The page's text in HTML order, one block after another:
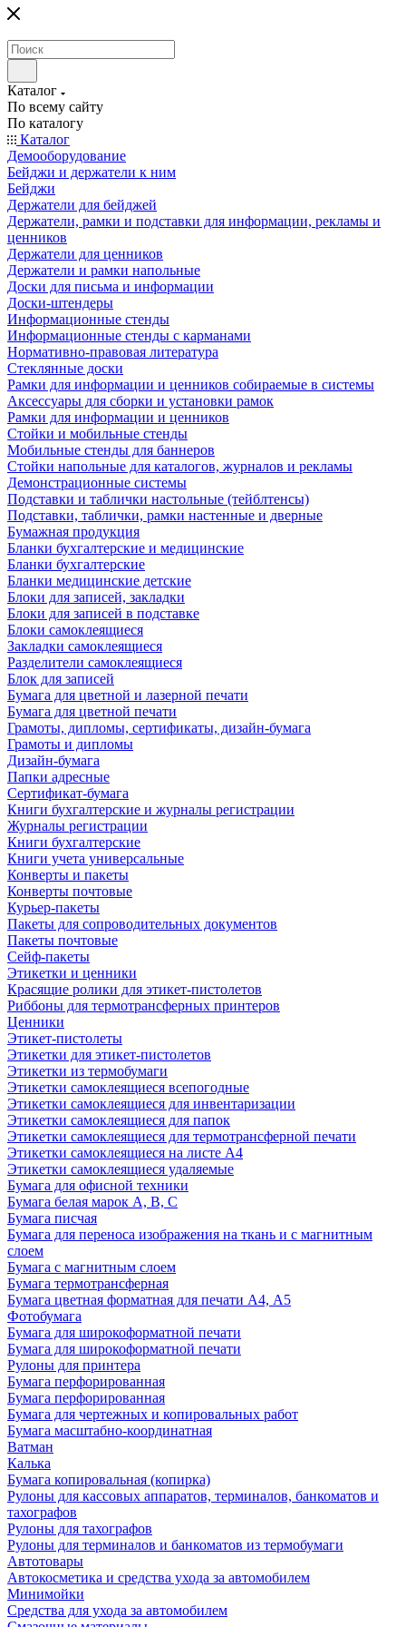
Каталог
По всему сайту
По каталогу
Каталог
Демооборудование
Бейджи и держатели к ним
Бейджи
Держатели для бейджей
Держатели, рамки и подставки для информации, рекламы и
ценников
Держатели для ценников
Держатели и рамки напольные
Доски для письма и информации
Доски-штендеры
Информационные стенды
Информационные стенды с карманами
Нормативно-правовая литература
Стеклянные доски
Рамки для информации и ценников собираемые в системы
Аксессуары для сборки и установки рамок
Рамки для информации и ценников
Стойки и мобильные стенды
Мобильные стенды для баннеров
Стойки напольные для каталогов, журналов и рекламы
Демонстрационные системы
Подставки и таблички настольные (тейблтенсы)
Подставки, таблички, рамки настенные и дверные
Бумажная продукция
Бланки бухгалтерские и медицинские
Бланки бухгалтерские
Бланки медицинские детские
Блоки для записей, закладки
Блоки для записей в подставке
Блоки самоклеящиеся
Закладки самоклеящиеся
Разделители самоклеящиеся
Блок для записей
Бумага для цветной и лазерной печати
Бумага для цветной печати
Грамоты, дипломы, сертификаты, дизайн-бумага
Грамоты и дипломы
Дизайн-бумага
Папки адресные
Сертификат-бумага
Книги бухгалтерские и журналы регистрации
Журналы регистрации
Книги бухгалтерские
Книги учета универсальные
Конверты и пакеты
Конверты почтовые
Курьер-пакеты
Пакеты для сопроводительных документов
Пакеты почтовые
Сейф-пакеты
Этикетки и ценники
Красящие ролики для этикет-пистолетов
Риббоны для термотрансферных принтеров
Ценники
Этикет-пистолеты
Этикетки для этикет-пистолетов
Этикетки из термобумаги
Этикетки самоклеящиеся всепогодные
Этикетки самоклеящиеся для инвентаризации
Этикетки самоклеящиеся для папок
Этикетки самоклеящиеся для термотрансферной печати
Этикетки самоклеящиеся на листе А4
Этикетки самоклеящиеся удаляемые
Бумага для офисной техники
Бумага белая марок А, В, С
Бумага писчая
Бумага для переноса изображения на ткань и с магнитным
слоем
Бумага с магнитным слоем
Бумага термотрансферная
Бумага цветная форматная для печати А4, А5
Фотобумага
Бумага для широкоформатной печати
Бумага для широкоформатной печати
Рулоны для принтера
Бумага перфорированная
Бумага перфорированная
Бумага для чертежных и копировальных работ
Бумага масштабно-координатная
Ватман
Калька
Бумага копировальная (копирка)
Рулоны для кассовых аппаратов, терминалов, банкоматов и
тахографов
Рулоны для тахографов
Рулоны для терминалов и банкоматов из термобумаги
Автотовары
Автокосметика и средства ухода за автомобилем
Минимойки
Средства для ухода за автомобилем